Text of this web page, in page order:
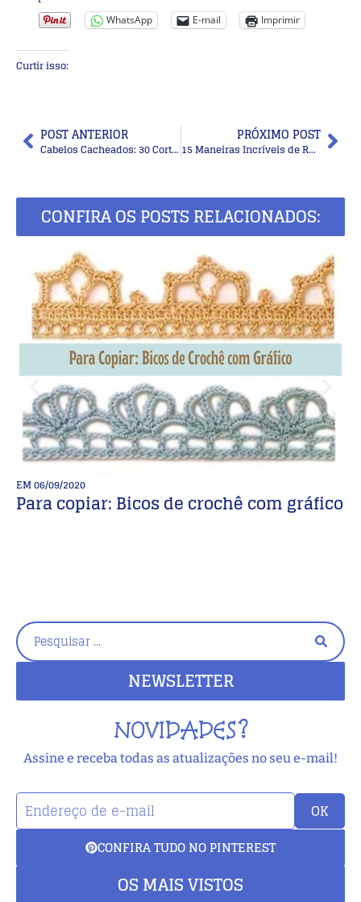
WhatsApp E-mail Imprimir
Curtir isso:
POST ANTERIOR
Cabelos Cacheados: 30 Cortes Modernos para Transformar seu Visual
PRÓXIMO POST
15 Maneiras Incríveis de Reciclar Latas de Forma Criativa – Recicle, Reuse e Reduza
CONFIRA OS POSTS RELACIONADOS:
EM06/09/2020
Para copiar: Bicos de crochê com gráfico
NEWSLETTER
NOVIDADES?
Assine e receba todas as atualizações no seu e-mail!
OK
CONFIRA TUDO NO PINTEREST
OS MAIS VISTOS